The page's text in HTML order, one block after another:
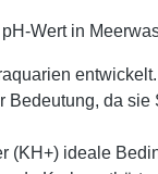
Wert in
da
ideale